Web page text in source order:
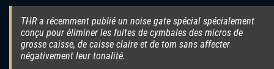
THR a récemment publié un noise gate spécial spécialement
conçu pour éliminer les fuites de cymbales des micros de
grosse caisse, de caisse claire et de tom sans affecter
négativement leur tonalité.